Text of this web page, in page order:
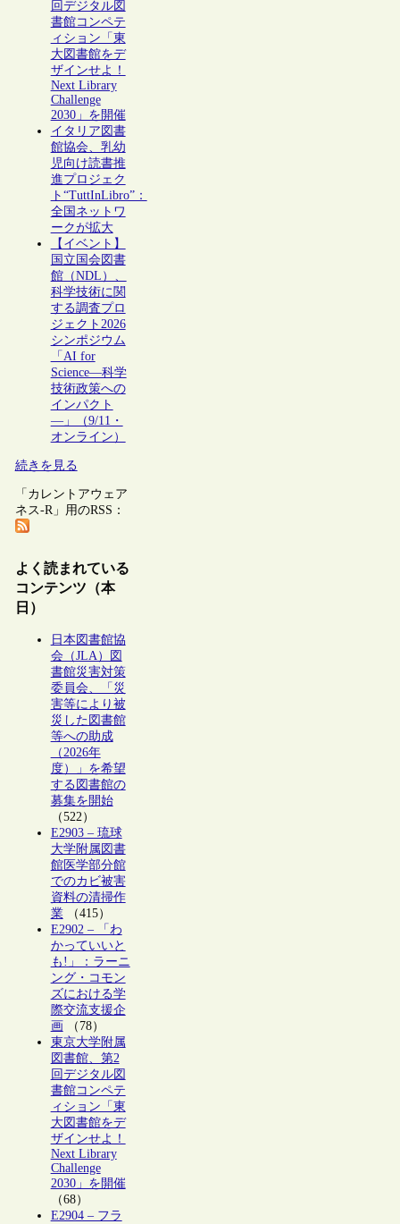
回デジタル図
書館コンペテ
ィション「東
大図書館をデ
ザインせよ！
Next Library
Challenge
2030」を開催
イタリア図書
館協会、乳幼
児向け読書推
進プロジェク
ト“TuttInLibro”：
全国ネットワ
ークが拡大
【イベント】
国立国会図書
館（NDL）、
科学技術に関
する調査プロ
ジェクト2026
シンポジウム
「AI for
Science―科学
技術政策への
インパクト
―」（9/11・
オンライン）
続きを見る
「カレントアウェア
ネス-R」用のRSS：
よく読まれている
コンテンツ（本
日）
日本図書館協
会（JLA）図
書館災害対策
委員会、「災
害等により被
災した図書館
等への助成
（2026年
度）」を希望
する図書館の
募集を開始
（522）
E2903 – 琉球
大学附属図書
館医学部分館
でのカビ被害
資料の清掃作
業（415）
E2902 – 「わ
かっていいと
も!」：ラーニ
ング・コモン
ズにおける学
際交流支援企
画 （78）
東京大学附属
図書館、第2
回デジタル図
書館コンペテ
ィション「東
大図書館をデ
ザインせよ！
Next Library
Challenge
2030」を開催
（68）
E2904 – フラ